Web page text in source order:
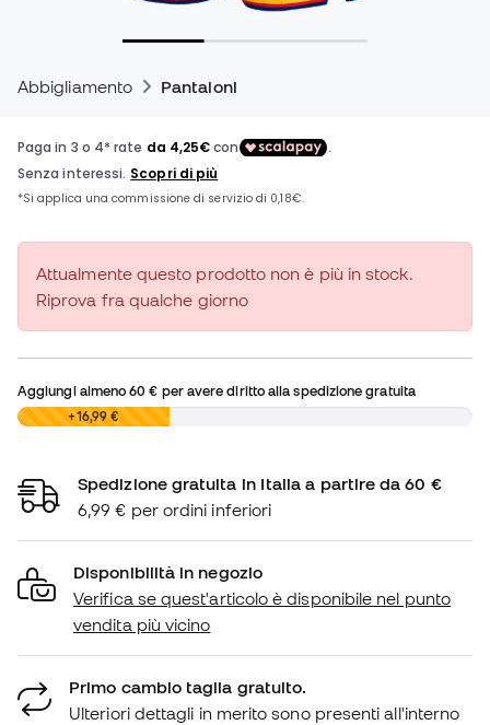
Abbigliamento Pantaloni
Attualmente questo prodotto non è più in stock.
Riprova fra qualche giorno
Aggiungi almeno60 € per avere diritto alla spedizione gratuita
0,00 € +16,99 €
Spedizione gratuita in Italia a partire da 60 €
6,99 € per ordini inferiori
Disponibilità in negozio
Verifica se quest'articolo è disponibile nel punto
vendita più vicino
Primo cambio taglia gratuito.
Ulteriori dettagli in merito sono presenti all'interno